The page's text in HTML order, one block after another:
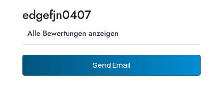
edgefjn0407
Alle Bewertungen anzeigen
Send Email